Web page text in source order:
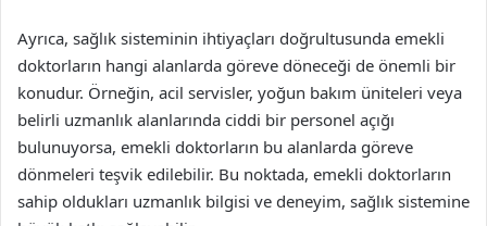
Ayrıca, sağlık sisteminin ihtiyaçları doğrultusunda emekli
doktorların hangi alanlarda göreve döneceği de önemli bir
konudur. Örneğin, acil servisler, yoğun bakım üniteleri veya
belirli uzmanlık alanlarında ciddi bir personel açığı
bulunuyorsa, emekli doktorların bu alanlarda göreve
dönmeleri teşvik edilebilir. Bu noktada, emekli doktorların
sahip oldukları uzmanlık bilgisi ve deneyim, sağlık sistemine